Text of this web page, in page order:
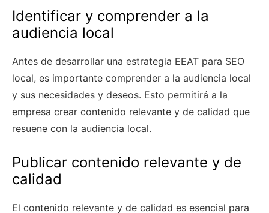
Identificar y comprender a la
audiencia local
Antes de desarrollar una estrategia EEAT para SEO
local, es importante comprender a la audiencia local
y sus necesidades y deseos. Esto permitirá a la
empresa crear contenido relevante y de calidad que
resuene con la audiencia local.
Publicar contenido relevante y de
calidad
El contenido relevante y de calidad es esencial para